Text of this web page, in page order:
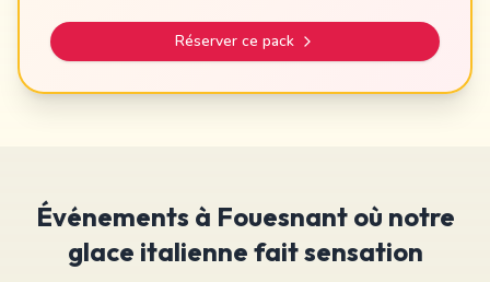
Réserver ce pack
Événements à Fouesnantoù notre
glace italienne fait sensation